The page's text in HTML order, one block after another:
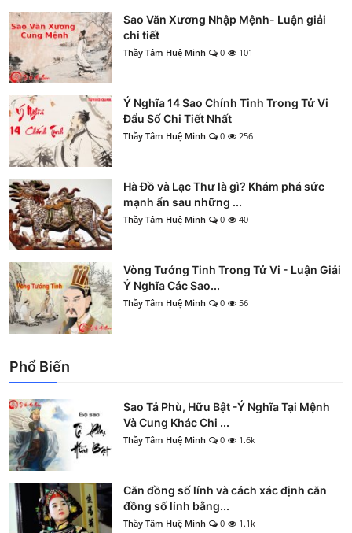
Sao Văn Xương Nhập Mệnh- Luận giải
chi tiết
Thầy Tâm Huệ Minh 0 101
Ý Nghĩa 14 Sao Chính Tinh Trong Tử Vi
Đẩu Số Chi Tiết Nhất
Thầy Tâm Huệ Minh 0 256
Hà Đồ và Lạc Thư là gì? Khám phá sức
mạnh ẩn sau những ...
Thầy Tâm Huệ Minh 0 40
Vòng Tướng Tinh Trong Tử Vi - Luận Giải
Ý Nghĩa Các Sao...
Thầy Tâm Huệ Minh 0 56
Phổ Biến
Sao Tả Phù, Hữu Bật -Ý Nghĩa Tại Mệnh
Và Cung Khác Chi ...
Thầy Tâm Huệ Minh 0 1.6k
Căn đồng số lính và cách xác định căn
đồng số lính bằng...
Thầy Tâm Huệ Minh 0 1.1k